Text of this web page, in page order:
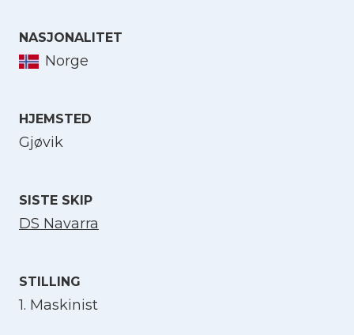
NASJONALITET
Norge
HJEMSTED
Gjøvik
SISTE SKIP
DS Navarra
STILLING
1. Maskinist
Velg språk
Norsk bokmål